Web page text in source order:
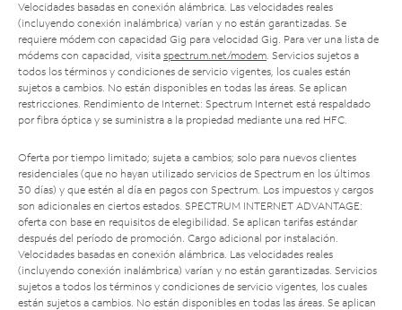
Velocidades basadas en conexión alámbrica. Las velocidades reales
(incluyendo conexión inalámbrica) varían y no están garantizadas. Se
requiere módem con capacidad Gig para velocidad Gig. Para ver una lista de
módems con capacidad, visita spectrum.net/modem . Servicios sujetos a
todos los términos y condiciones de servicio vigentes, los cuales están
sujetos a cambios. No están disponibles en todas las áreas. Se aplican
restricciones. Rendimiento de Internet: Spectrum Internet está respaldado
por fibra óptica y se suministra a la propiedad mediante una red HFC.
Oferta por tiempo limitado; sujeta a cambios; solo para nuevos clientes
residenciales (que no hayan utilizado servicios de Spectrum en los últimos
30 días) y que estén al día en pagos con Spectrum. Los impuestos y cargos
son adicionales en ciertos estados. SPECTRUM INTERNET ADVANTAGE:
oferta con base en requisitos de elegibilidad. Se aplican tarifas estándar
después del período de promoción. Cargo adicional por instalación.
Velocidades basadas en conexión alámbrica. Las velocidades reales
(incluyendo conexión inalámbrica) varían y no están garantizadas. Servicios
sujetos a todos los términos y condiciones de servicio vigentes, los cuales
están sujetos a cambios. No están disponibles en todas las áreas. Se aplican